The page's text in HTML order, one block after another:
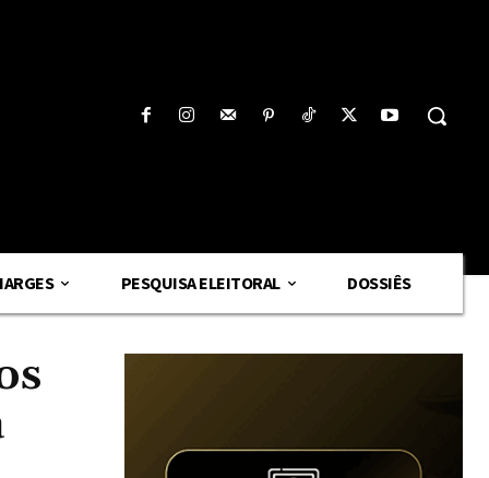
PESQUISA ELEITORAL DOSSIÊS